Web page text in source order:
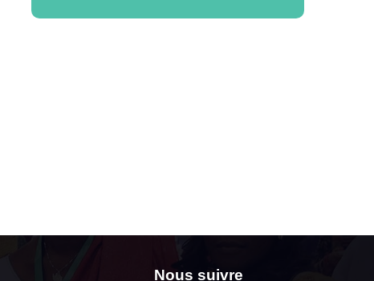
Nous suivre